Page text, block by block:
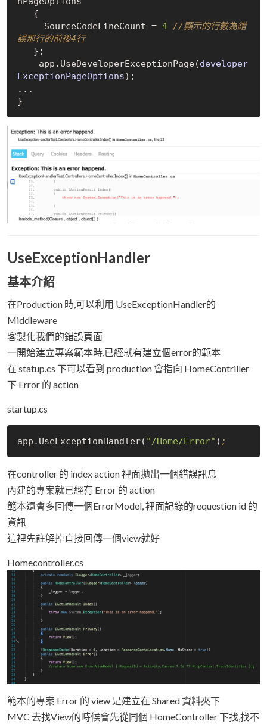
     SourceCodeLineCount =
4 //顯示的行數為錯
誤那行的前後4行
    app.
UseDeveloperExceptionPage(developer
ExceptionPageOptions) ;
UseExceptionHandler
基本介紹
在Production 時,可以利用 UseExceptionHandler的
Middleware
客製化我們的錯誤頁面
一開始建立專案範本時,已經就有建立個error的範本
在 statup.cs 下可以看到 production 會指向 HomeContriller
下 Error 的 action
startup.cs
app.UseExceptionHandler( "/Home/Error" ) ;
在controller 的 index action 裡面拋出一個錯誤訊息
內建的專案就已經有 Error 的 action
範本還會多回傳一個ErrorModel, 裡面記錄的requestion id 的
資訊
這裡先註解掉直接回傳一個view就好
Homecontroller.cs
範本的專案 Error 的 view 是建立在 Shared 資料夾下
MVC 去找View的時候會先從同個 HomeController 下找,找不